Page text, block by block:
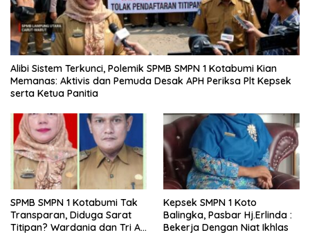
Alibi Sistem Terkunci, Polemik SPMB SMPN 1 Kotabumi Kian
Memanas: Aktivis dan Pemuda Desak APH Periksa Plt Kepsek
serta Ketua Panitia
SPMB SMPN 1 Kotabumi Tak
Transparan, Diduga Sarat
Titipan? Wardania dan Tri Aji
Kepsek SMPN 1 Koto
Balingka, Pasbar Hj.Erlinda :
Bekerja Dengan Niat Ikhlas